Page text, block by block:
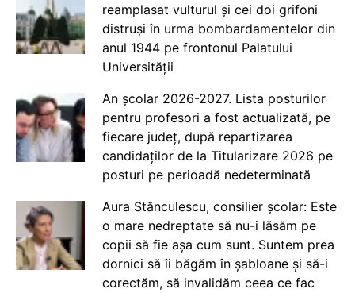
reamplasat vulturul și cei doi grifoni
distruși în urma bombardamentelor din
anul 1944 pe frontonul Palatului
Universității
An școlar 2026-2027. Lista posturilor
pentru profesori a fost actualizată, pe
fiecare județ, după repartizarea
candidaților de la Titularizare 2026 pe
posturi pe perioadă nedeterminată
Aura Stănculescu, consilier școlar: Este
o mare nedreptate să nu-i lăsăm pe
copii să fie așa cum sunt. Suntem prea
dornici să îi băgăm în șabloane și să-i
corectăm, să invalidăm ceea ce fac